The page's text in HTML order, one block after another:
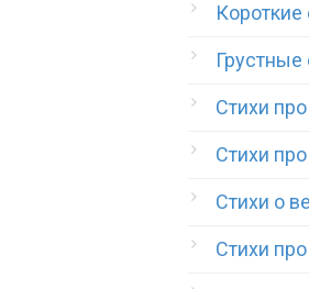
Короткие
Грустные
Стихи
Стихи
Стихи о
Стихи